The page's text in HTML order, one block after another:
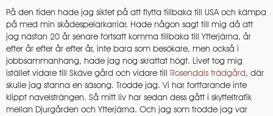
På den tiden hade jag siktet på att flytta tillbaka till USA och kämpa
på med min skådespelarkarriär. Hade någon sagt till mig då att
jag nästan 20 år senare fortsatt komma tillbaka till Ytterjärna, år
efter år efter år efter år, inte bara som besökare, men också i
jobbsammanhang, hade jag nog skrattat högt. Livet tog mig
istället vidare till Skäve gård och vidare till Rosendals trädgård, där
skulle jag stanna en säsong. Trodde jag. Vi har fortfarande inte
klippt navelsträngen. Så mitt liv har sedan dess gått i skytteltrafik
mellan Djurgården och Ytterjärna. Och jag som trodde jag var